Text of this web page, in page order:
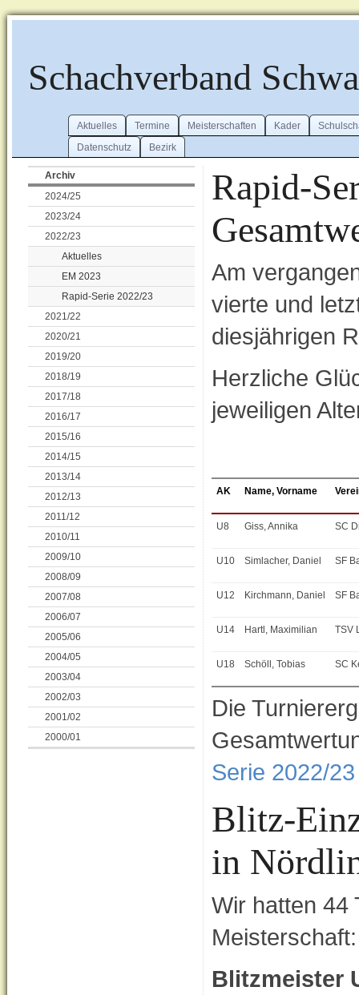
Schachverband
Aktuelles Termine Meisterschaften Kader
Datenschutz
Bezirk
Archiv
2024/25
2023/24
2022/23
Aktuelles
EM 2023
Rapid-Serie 2022/23
2021/22
2020/21
2019/20
2018/19
2017/18
2016/17
2015/16
2014/15
2013/14
2012/13
2011/12
2010/11
2009/10
2008/09
2007/08
2006/07
2005/06
2004/05
2003/04
2002/03
2001/02
2000/01
Rapid-
Am
vierte und
diesjährigen
Herzliche
jeweiligen
AK Name, Vorname
U8 Giss, Annika SC
U10 Simlacher, Daniel SF
U12 Kirchmann, Daniel SF
U14 Hartl, Maximilian TSV
U18 Schöll, Tobias SC
Die
Serie 2022/23
Blitz-
in
Wir hatten 44
Meisterschaft:
Blitzmeister